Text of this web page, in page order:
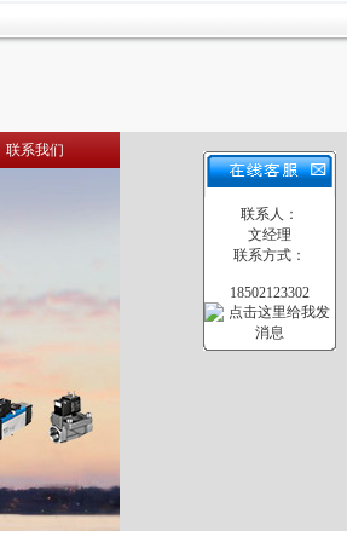
联系我们
联系人：
文经理
联系方式：
18502123302